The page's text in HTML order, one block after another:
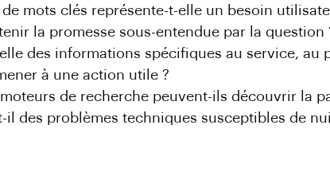
mots clés représente-t-elle un besoin
tenir la promesse sous-entendue par la question
elle des informations spécifiques au service,
à une action utile ?
moteurs de recherche peuvent-ils découvrir la
il des problèmes techniques susceptibles de